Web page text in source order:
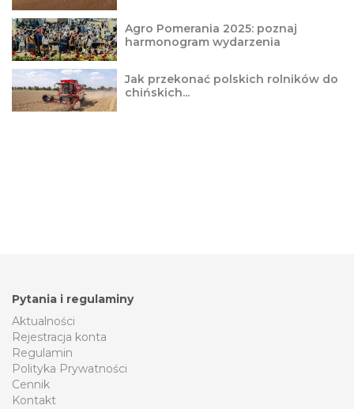
Agro Pomerania 2025: poznaj
harmonogram wydarzenia
Jak przekonać polskich rolników do
chińskich...
Pytania i regulaminy
Aktualności
Rejestracja konta
Regulamin
Polityka Prywatności
Cennik
Kontakt